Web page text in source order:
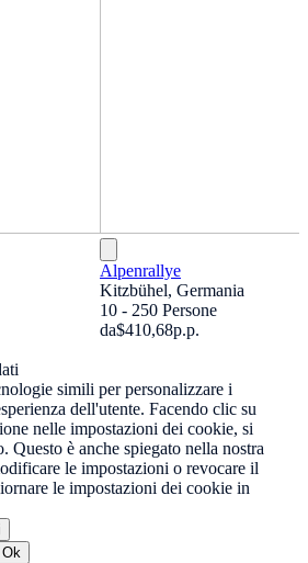
Alpenrallye
Kitzbühel, Germania
10 - 250 Persone
da$410,68p.p.
simili per personalizzare i
dell'utente. Facendo clic su
nelle impostazioni dei cookie, si
Questo è anche spiegato nella nostra
le impostazioni o revocare il
le impostazioni dei cookie in
Ok